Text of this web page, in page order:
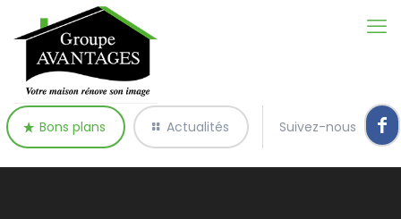
Bons plans Actualités Suivez-nous